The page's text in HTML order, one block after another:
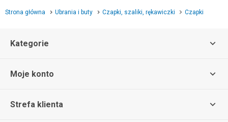
Strona główna Ubrania i buty Czapki, szaliki, rękawiczki Czapki
Kategorie
Moje konto
Strefa klienta